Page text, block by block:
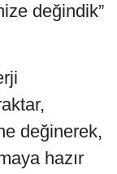
değindik”
değinerek,
hazır